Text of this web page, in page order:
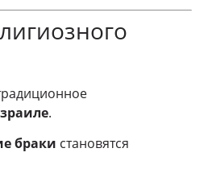
.
браки становятся